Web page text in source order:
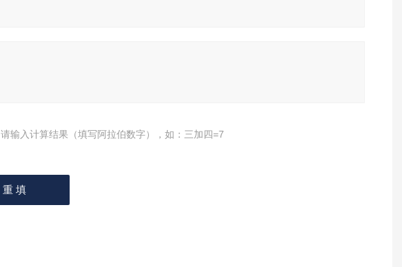
请输入计算结果（填写阿拉伯数字），如：三加四=7